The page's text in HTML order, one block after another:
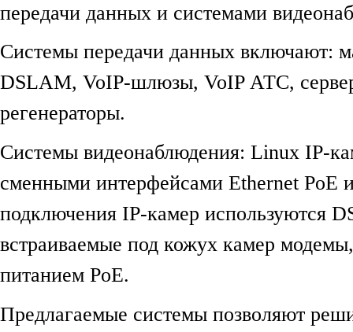
передачи данных и системами
Системы передачи данных включают:
DSLAM, VoIP-шлюзы, VoIP АТС,
регенераторы.
Системы видеонаблюдения: Linux IP-
сменными интерфейсами Ethernet PoE
подключения IP-камер используются
встраиваемые под кожух камер
питанием PoE.
Предлагаемые системы позволяют